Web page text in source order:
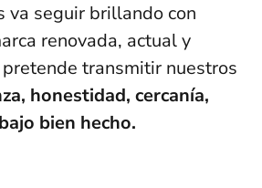
va seguir brillando con
renovada, actual y
transmitir nuestros
honestidad, cercanía,
bien hecho.